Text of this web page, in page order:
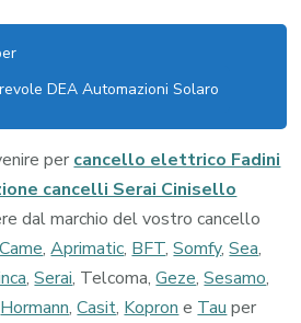
DEA Automazioni Solaro
per cancello elettrico Fadini
cancelli Serai Cinisello
dal marchio del vostro cancello
Came,Aprimatic, BFT,Somfy,Sea,
,Serai, Telcoma,Geze,Sesamo,
Hormann,Casit, Kopron e Tau per